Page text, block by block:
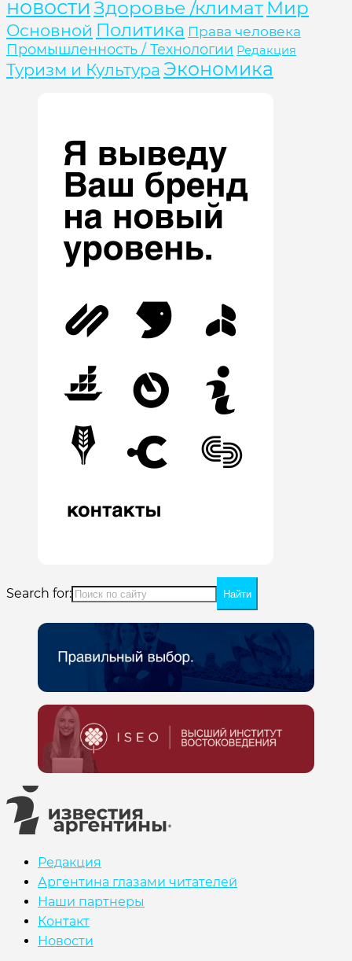
новости Здоровье /климат Мир
Основной Политика Права человека
Промышленность / Технологии Редакция
Туризм и Культура Экономика
Search for:
Редакция
Аргентина глазами читателей
Наши партнеры
Контакт
Новости